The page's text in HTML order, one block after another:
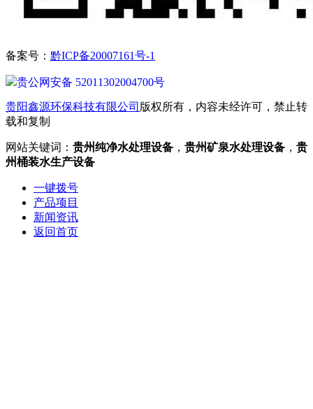
备案号： 黔ICP备20007161号-1
贵公网安备 52011302004700号
贵阳鑫源环保科技有限公司 版权所有，内容未经许可，禁止转
载和复制
网站关键词： 贵州纯净水处理设备 ， 贵州矿泉水处理设备 ， 贵
州桶装水生产设备
一键拨号
产品项目
新闻资讯
返回首页